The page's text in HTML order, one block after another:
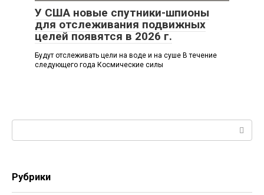
У США новые спутники-шпионы
для отслеживания подвижных
целей появятся в 2026 г.
Будут отслеживать цели на воде и на суше В течение
следующего года Космические силы
Рубрики